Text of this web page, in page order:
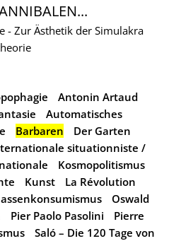
- Zur Ästhetik der Simulakra
Antonin Artaud
Automatisches
Barbaren
Der Garten
situationniste /
Kosmopolitismus
Kunst
La Révolution
Oswald
Pier Paolo Pasolini
Pierre
Saló – Die 120 Tage von